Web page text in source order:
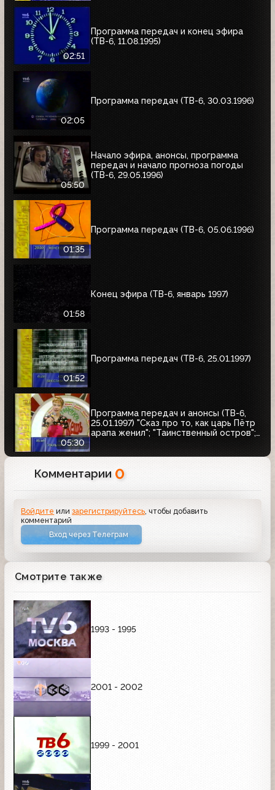
02:51
Программа передач и конец эфира
(ТВ-6, 11.08.1995)
02:05
Программа передач (ТВ-6, 30.03.1996)
05:50
Начало эфира, анонсы, программа
передач и начало прогноза погоды
(ТВ-6, 29.05.1996)
01:35
Программа передач (ТВ-6, 05.06.1996)
01:58
Конец эфира (ТВ-6, январь 1997)
01:52
Программа передач (ТВ-6, 25.01.1997)
05:30
Программа передач и анонсы (ТВ-6,
25.01.1997) "Сказ про то, как царь Пётр
арапа женил"; "Таинственный остров";
Комментарии 0
Войдите илизарегистрируйтесь, чтобы добавить
комментарий
Вход через Телеграм
Смотрите также
1993 - 1995
2001 - 2002
1999 - 2001